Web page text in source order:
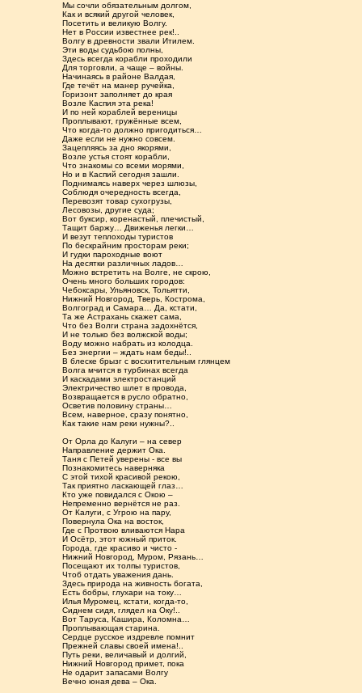
Мы сочли обязательным долгом,
Как и всякий другой человек,
Посетить и великую Волгу.
Нет в России известнее рек!..
Волгу в древности звали Итилем.
Эти воды судьбою полны,
Здесь всегда корабли проходили
Для торговли, а чаще – войны.
Начинаясь в районе Валдая,
Где течёт на манер ручейка,
Горизонт заполняет до края
Возле Каспия эта река!
И по ней кораблей вереницы
Проплывают, гружённые всем,
Что когда-то должно пригодиться…
Даже если не нужно совсем.
Зацепляясь за дно якорями,
Возле устья стоят корабли,
Что знакомы со всеми морями,
Но и в Каспий сегодня зашли.
Поднимаясь наверх через шлюзы,
Соблюдя очередность всегда,
Перевозят товар сухогрузы,
Лесовозы, другие суда;
Вот буксир, коренастый, плечистый,
Тащит баржу… Движенья легки…
И везут теплоходы туристов
По бескрайним просторам реки;
И гудки пароходные воют
На десятки различных ладов…
Можно встретить на Волге, не скрою,
Очень много больших городов:
Чебоксары, Ульяновск, Тольятти,
Нижний Новгород, Тверь, Кострома,
Волгоград и Самара… Да, кстати,
Та же Астрахань скажет сама,
Что без Волги страна задохнётся,
И не только без волжской воды;
Воду можно набрать из колодца.
Без энергии – ждать нам беды!..
В блеске брызг с восхитительным глянцем
Волга мчится в турбинах всегда
И каскадами электростанций
Электричество шлет в провода,
Возвращается в русло обратно,
Осветив половину страны…
Всем, наверное, сразу понятно,
Как такие нам реки нужны?..
От Орла до Калуги – на север
Направление держит Ока.
Таня с Петей уверены - все вы
Познакомитесь наверняка
С этой тихой красивой рекою,
Так приятно ласкающей глаз…
Кто уже повидался с Окою –
Непременно вернётся не раз.
От Калуги, с Угрою на пару,
Повернула Ока на восток,
Где с Протвою вливаются Нара
И Осётр, этот южный приток.
Города, где красиво и чисто -
Нижний Новгород, Муром, Рязань…
Посещают их толпы туристов,
Чтоб отдать уважения дань.
Здесь природа на живность богата,
Есть бобры, глухари на току…
Илья Муромец, кстати, когда-то,
Сиднем сидя, глядел на Оку!..
Вот Таруса, Кашира, Коломна…
Проплывающая старина.
Сердце русское издревле помнит
Прежней славы своей имена!..
Путь реки, величавый и долгий,
Нижний Новгород примет, пока
Не одарит запасами Волгу
Вечно юная дева – Ока.